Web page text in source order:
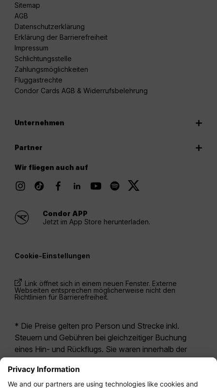
Sitemap
AGB
Datenschutzerklärung
Erklärung der Barrierefreiheit
Impressum
Schlichtungsstelle
Zahlungsmöglichkeiten
Fluggastrechte
Condor Cards AGB & Widerrufsbelehrung
Unternehmen
Partner
Wir fliegen auch auf
Condor APP
Jetzt im App Store herunterladen.
Cookie-Einstellungen
Link öffnet sich in einem neuen Fenster. Externe
Webseiten entsprechen möglicherweise nicht den
Richtlinien für Barrierefreiheit.
* Die Preise gelten pro Person und Strecke inkl.
Steuern und Gebühren bei gleichzeitiger Buchung
eines Hin- und Rückflugs. Sie waren innerhalb der
letzten 24 Stunden verfügbar und sind
möglicherweise nicht mehr aktuell. Bei den für die
Economy Class angegebenen Tarifen handelt es